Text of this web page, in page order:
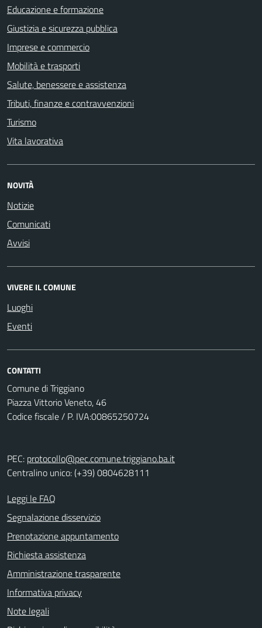
Educazione e formazione
Giustizia e sicurezza pubblica
Imprese e commercio
Mobilità e trasporti
Salute, benessere e assistenza
Tributi, finanze e contravvenzioni
Turismo
Vita lavorativa
NOVITÀ
Notizie
Comunicati
Avvisi
VIVERE IL COMUNE
Luoghi
Eventi
CONTATTI
Comune di Triggiano
Piazza Vittorio Veneto, 46
Codice fiscale / P. IVA:00865250724
PEC: protocollo@pec.comune.triggiano.ba.it
Centralino unico: (+39) 0804628111
Leggi le FAQ
Segnalazione disservizio
Prenotazione appuntamento
Richiesta assistenza
Amministrazione trasparente
Informativa privacy
Note legali